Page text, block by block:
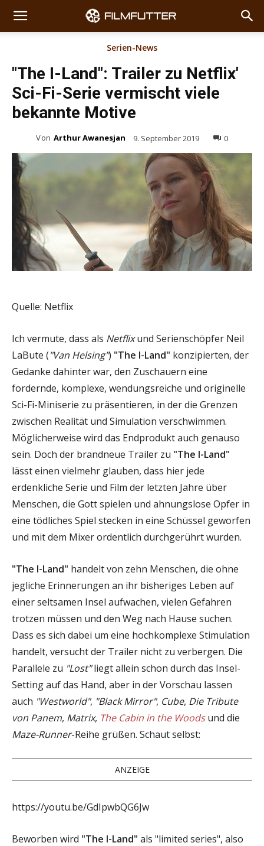
Serien-News
"The I-Land": Trailer zu Netflix'
Sci-Fi-Serie vermischt viele
bekannte Motive
Von Arthur Awanesjan 9. September 2019 0
Quelle: Netflix
Ich vermute, dass als Netflixund Serienschöpfer Neil
LaBute ("Van Helsing") "The I-Land" konzipierten, der
Gedanke dahinter war, den Zuschauern eine
fordernde, komplexe, wendungsreiche und originelle
Sci-Fi-Miniserie zu präsentieren, in der die Grenzen
zwischen Realität und Simulation verschwimmen.
Möglicherweise wird das Endprodukt auch genauso
sein. Doch der brandneue Trailer zu "The I-Land"
lässt einen vielmehr glauben, dass hier jede
erdenkliche Serie und Film der letzten Jahre über
Menschen, die Gott spielen und ahnungslose Opfer in
eine tödliches Spiel stecken in eine Schüssel geworfen
und mit dem Mixer ordentlich durchgerührt wurden.
"The I-Land" handelt von zehn Menschen, die ohne
jegliche Erinnerungen an ihr bisheriges Leben auf
einer seltsamen Insel aufwachen, vielen Gefahren
trotzen müssen und den Weg nach Hause suchen.
Dass es sich dabei um eine hochkomplexe Stimulation
handelt, versucht der Trailer nicht zu verbergen. Die
Parallele zu "Lost"liegt allein schon durch das Insel-
Setting auf das Hand, aber in der Vorschau lassen
auch "Westworld", "Black Mirror", Cube, Die Tribute
von Panem, Matrix, The Cabin in the Woodsund die
Maze-Runner-Reihe grüßen. Schaut selbst:
ANZEIGE
https://youtu.be/GdIpwbQG6Jw
Beworben wird "The I-Land" als "limited series", also